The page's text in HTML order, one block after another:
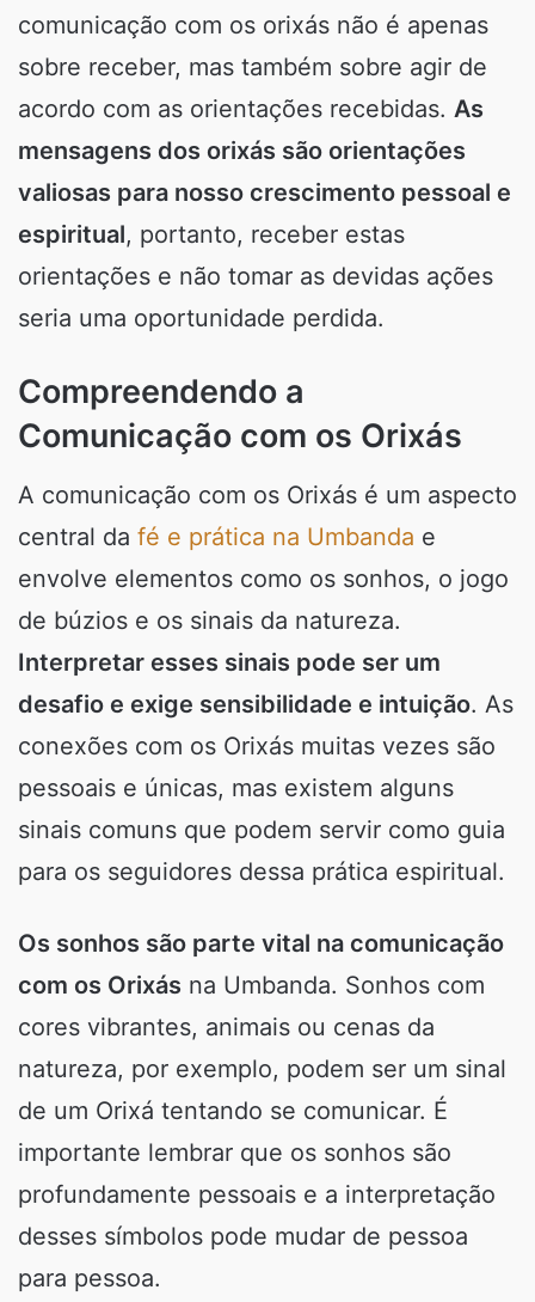
comunicação com os orixás não é apenas
sobre receber, mas também sobre agir de
acordo com as orientações recebidas. As
mensagens dos orixás são orientações
valiosas para nosso crescimento pessoal e
espiritual, portanto, receber estas
orientações e não tomar as devidas ações
seria uma oportunidade perdida.
Compreendendo a
Comunicação com os Orixás
A comunicação com os Orixás é um aspecto
central da fé e prática na Umbanda e
envolve elementos como os sonhos, o jogo
de búzios e os sinais da natureza.
Interpretar esses sinais pode ser um
desafio e exige sensibilidade e intuição. As
conexões com os Orixás muitas vezes são
pessoais e únicas, mas existem alguns
sinais comuns que podem servir como guia
para os seguidores dessa prática espiritual.
Os sonhos são parte vital na comunicação
com os Orixás na Umbanda. Sonhos com
cores vibrantes, animais ou cenas da
natureza, por exemplo, podem ser um sinal
de um Orixá tentando se comunicar. É
importante lembrar que os sonhos são
profundamente pessoais e a interpretação
desses símbolos pode mudar de pessoa
para pessoa.